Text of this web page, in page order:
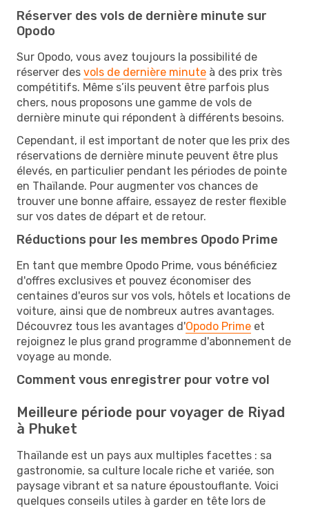
Réserver des vols de dernière minute sur
Opodo
Sur Opodo, vous avez toujours la possibilité de
réserver des vols de dernière minute à des prix très
compétitifs. Même s’ils peuvent être parfois plus
chers, nous proposons une gamme de vols de
dernière minute qui répondent à différents besoins.
Cependant, il est important de noter que les prix des
réservations de dernière minute peuvent être plus
élevés, en particulier pendant les périodes de pointe
en Thaïlande. Pour augmenter vos chances de
trouver une bonne affaire, essayez de rester flexible
sur vos dates de départ et de retour.
Réductions pour les membres Opodo Prime
En tant que membre Opodo Prime, vous bénéficiez
d'offres exclusives et pouvez économiser des
centaines d'euros sur vos vols, hôtels et locations de
voiture, ainsi que de nombreux autres avantages.
Découvrez tous les avantages d'Opodo Prime et
rejoignez le plus grand programme d'abonnement de
voyage au monde.
Comment vous enregistrer pour votre vol
Meilleure période pour voyager de Riyad
à Phuket
Thaïlande est un pays aux multiples facettes : sa
gastronomie, sa culture locale riche et variée, son
paysage vibrant et sa nature époustouflante. Voici
quelques conseils utiles à garder en tête lors de